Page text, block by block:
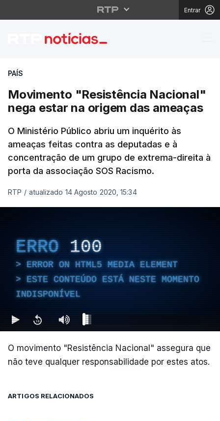
Entrar
Movimento
PAÍS
Movimento "Resistência Nacional"
nega estar na origem das ameaças
O Ministério Público abriu um inquérito às
ameaças feitas contra as deputadas e à
concentração de um grupo de extrema-direita à
porta da associação SOS Racismo.
RTP / atualizado 14 Agosto 2020, 15:34
ERRO 100
ERROR ON HTML5 MEDIA ELEMENT
ESTE CONTEÚDO ESTÁ NESTE MOMENTO
INDISPONÍVEL
O movimento "Resistência Nacional" assegura que
não teve qualquer responsabilidade por estes atos.
ARTIGOS RELACIONADOS